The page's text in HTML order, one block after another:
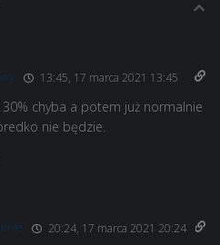
13:45, 17 marca 2021 13:45
30% chyba a potem już normalnie
nie będzie.
20:24, 17 marca 2021 20:24